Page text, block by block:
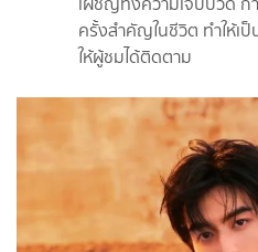
ครั้งสำคัญในชีวิต ทำให้เ
ให้ผู้ชมได้ติดตาม